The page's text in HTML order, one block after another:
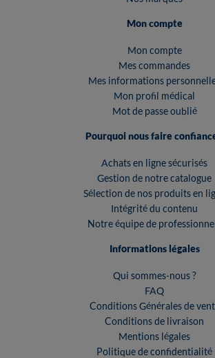
Mon compte
Mon compte
Mes commandes
Mes informations
Mon profil médical
Mot de passe oublié
Pourquoi nous faire
Achats en ligne sécurisés
Gestion de notre catalogue
Sélection de nos produits en
Intégrité du contenu
Notre équipe de
Informations légales
Qui sommes-nous ?
FAQ
Conditions Générales de
Conditions de livraison
Mentions légales
Politique de confidentialité